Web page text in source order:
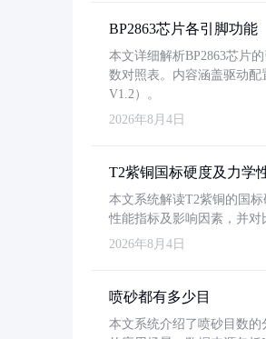
BP2863芯片各引脚功能
本文详细解析BP2863芯片
数对照表。内容涵盖驱动
V1.2）。
2026年8月4日
T2紫铜国标硬度及力学
本文系统解读T2紫铜的国
性能指标及影响因素，并对
2026年8月4日
喷砂都有多少目
本文系统介绍了喷砂目数的